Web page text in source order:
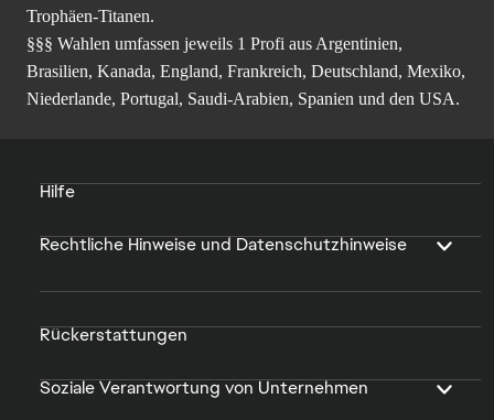
Trophäen-Titanen.
§§§ Wahlen umfassen jeweils 1 Profi aus Argentinien,
Brasilien, Kanada, England, Frankreich, Deutschland, Mexiko,
Niederlande, Portugal, Saudi-Arabien, Spanien und den USA.
Hilfe
Rechtliche Hinweise und Datenschutzhinweise
Rückerstattungen
Soziale Verantwortung von Unternehmen